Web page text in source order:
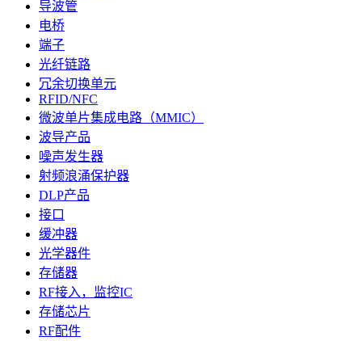
导波管
电桥
端子
光纤链路
冗余切换单元
RFID/NFC
微波单片集成电路（MMIC）
波导产品
噪声发生器
射频浪涌保护器
DLP产品
接口
缓冲器
光学器件
存储器
RF接入，监控IC
存储芯片
RF配件